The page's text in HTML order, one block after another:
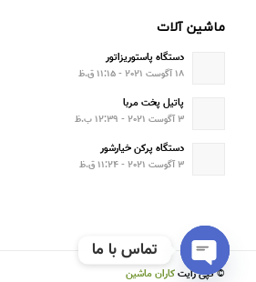
ماشین آلات
دستگاه پاستوریزاتور
۱۸ آگوست ۲۰۲۱ - ۱۱:۱۵ ق.ظ
پاتیل پخت مربا
۳ آگوست ۲۰۲۱ - ۱۲:۳۹ ب.ظ
دستگاه پرکن خیارشور
۳ آگوست ۲۰۲۱ - ۱۱:۲۴ ق.ظ
© کپی رایتکاران ماشین
تماس با ما